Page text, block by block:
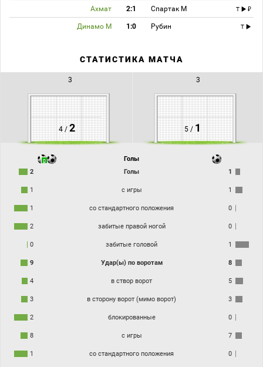
Ахмат 2:1 Спартак М T
Динамо М 1:0 Рубин T
СТАТИСТИКА МАТЧА
3
4 /2
3
5 / 1
Голы
2
Голы 1
1 с игры 1
1 со стандартного положения 0
2 забитые правой ногой 0
0 забитые головой 1
9 Удар(ы) по воротам 8
4 в створ ворот 5
3 в сторону ворот (мимо ворот) 3
2 блокированные 0
8 с игры 7
1 со стандартного положения 0